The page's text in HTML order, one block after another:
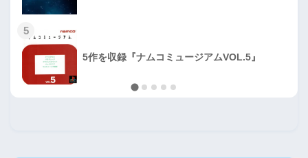
5
5作を収録『ナムコミュージアムVOL.5』